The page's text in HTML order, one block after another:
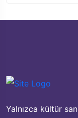
Yalnızca kültür